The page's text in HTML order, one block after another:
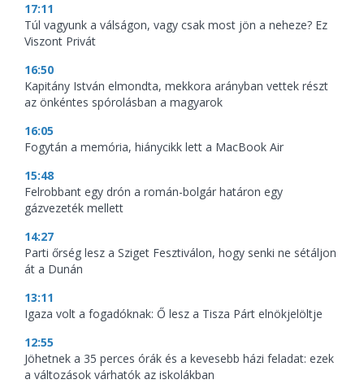
17:11
Túl vagyunk a válságon, vagy csak most jön a neheze? Ez
Viszont Privát
16:50
Kapitány István elmondta, mekkora arányban vettek részt
az önkéntes spórolásban a magyarok
16:05
Fogytán a memória, hiánycikk lett a MacBook Air
15:48
Felrobbant egy drón a román-bolgár határon egy
gázvezeték mellett
14:27
Parti őrség lesz a Sziget Fesztiválon, hogy senki ne sétáljon
át a Dunán
13:11
Igaza volt a fogadóknak: Ő lesz a Tisza Párt elnökjelöltje
12:55
Jöhetnek a 35 perces órák és a kevesebb házi feladat: ezek
a változások várhatók az iskolákban